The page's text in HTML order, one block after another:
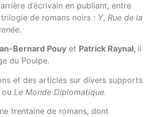
d’écrivain en publiant, entre
de romans noirs : Y, Rue de la
.
Bernard Pouy et Patrick Raynal, il
du Poulpe.
et des articles sur divers supports
ou Le Monde Diplomatique.
trentaine de romans, dont